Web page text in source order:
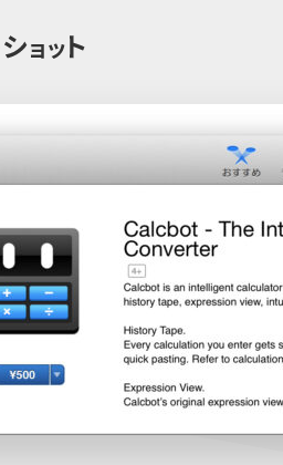
カメラ
トホーム アクションカメラ
オ 周辺機器